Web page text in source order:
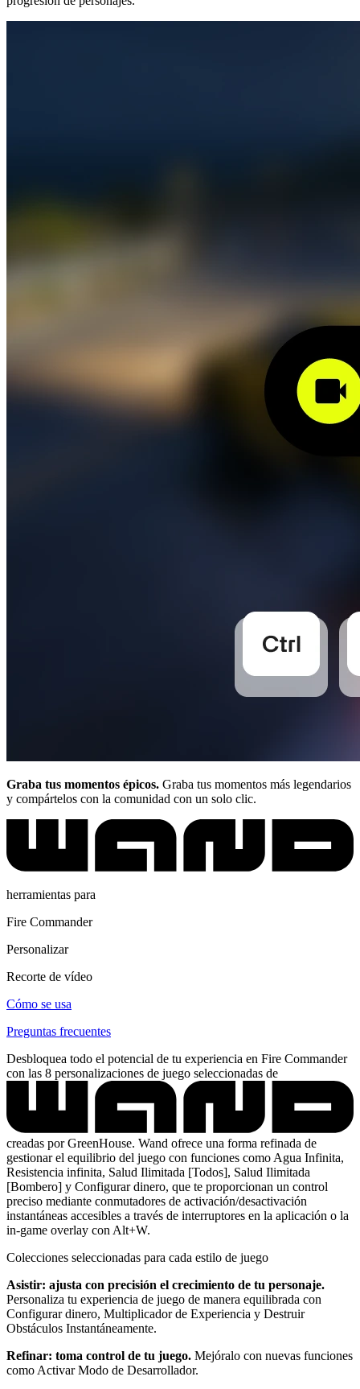
Graba tus momentos épicos. Graba tus momentos más legendarios
y compártelos con la comunidad con un solo clic.
herramientas para
Fire Commander
Personalizar
Recorte de vídeo
Cómo se usa
Preguntas frecuentes
Desbloquea todo el potencial de tu experiencia en Fire Commander
con las 8 personalizaciones de juego seleccionadas de
creadas por GreenHouse. Wand ofrece una forma refinada de
gestionar el equilibrio del juego con funciones como Agua Infinita,
Resistencia infinita, Salud Ilimitada [Todos], Salud Ilimitada
[Bombero] y Configurar dinero, que te proporcionan un control
preciso mediante conmutadores de activación/desactivación
instantáneas accesibles a través de interruptores en la aplicación o la
in-game overlay con Alt+W.
Colecciones seleccionadas para cada estilo de juego
Asistir: ajusta con precisión el crecimiento de tu personaje.
Personaliza tu experiencia de juego de manera equilibrada con
Configurar dinero, Multiplicador de Experiencia y Destruir
Obstáculos Instantáneamente.
Refinar: toma control de tu juego. Mejóralo con nuevas funciones
como Activar Modo de Desarrollador.